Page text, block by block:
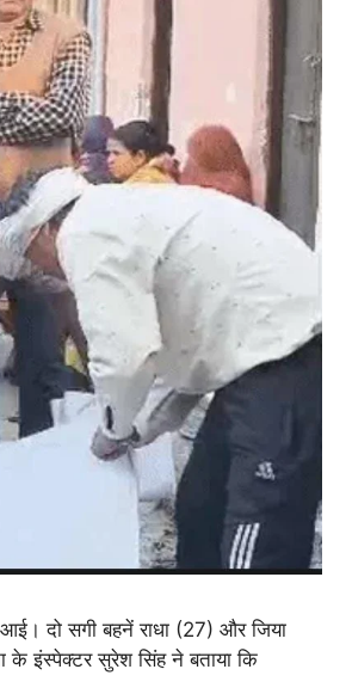
दो सगी बहनें राधा (27) और जिया
के इंस्पेक्टर सुरेश सिंह ने बताया कि